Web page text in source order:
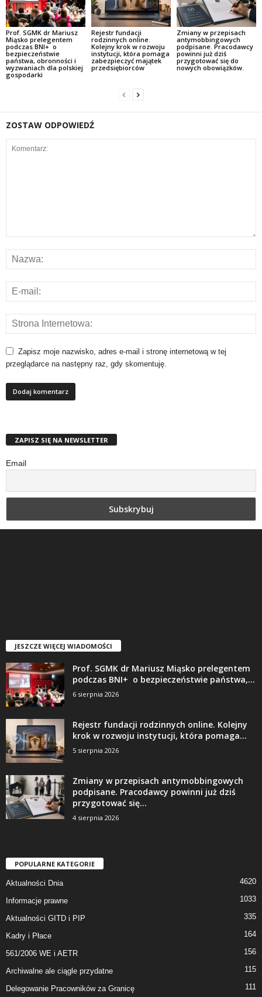
Prof. SGMK dr Mariusz
Miąsko prelegentem
podczas BNI+ o
bezpieczeństwie
państwa, obronności i
wyzwaniach dla polskiej
gospodarki
Rejestr fundacji
rodzinnych online.
Kolejny krok w rozwoju
instytucji, która pomaga
zabezpieczyć majątek
przedsiębiorców
Zmiany w przepisach
antymobbingowych
podpisane. Pracodawcy
powinni już dziś
przygotować się do
nowych obowiązków.
ZOSTAW ODPOWIEDŹ
Zapisz moje nazwisko, adres e-mail i stronę internetową w tej
przeglądarce na następny raz, gdy skomentuję.
ZAPISZ SIĘ NA NEWSLETTER
Email
JESZCZE WIĘCEJ WIADOMOŚCI
Prof. SGMK dr Mariusz Miąsko prelegentem
podczas BNI+ o bezpieczeństwie państwa,...
6 sierpnia 2026
Rejestr fundacji rodzinnych online. Kolejny
krok w rozwoju instytucji, która pomaga...
5 sierpnia 2026
Zmiany w przepisach antymobbingowych
podpisane. Pracodawcy powinni już dziś
przygotować się...
4 sierpnia 2026
POPULARNE KATEGORIE
Aktualności Dnia 4620
Informacje prawne 1033
Aktualności GITD i PIP 335
Kadry i Płace 164
561/2006 WE i AETR 156
Archiwalne ale ciągle przydatne 115
Delegowanie Pracowników za Granicę 111